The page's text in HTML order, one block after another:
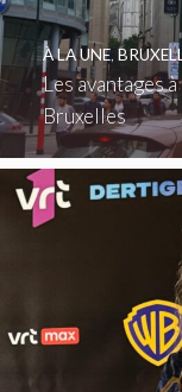
Les avantages
Bruxelles
À LA UNE,